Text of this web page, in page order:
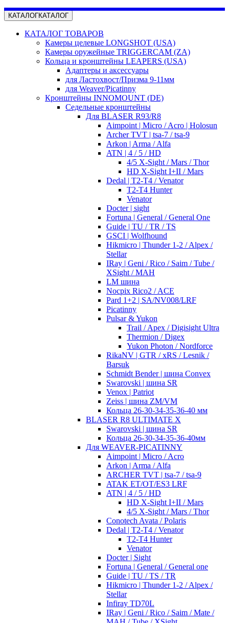
КАТАЛОГКАТАЛОГ
КАТАЛОГ ТОВАРОВ
Камеры целевые LONGSHOT (USA)
Камеры оружейные TRIGGERCAM (ZA)
Кольца и кронштейны LEAPERS (USA)
Адаптеры и аксессуары
для Ластохвост/Призма 9-11мм
для Weaver/Picatinny
Кронштейны INNOMOUNT (DE)
Седельные кронштейны
Для BLASER R93/R8
Aimpoint | Micro / Acro | Holosun
Archer TVT | tsa-7 / tsa-9
Arkon | Arma / Alfa
ATN | 4 / 5 / HD
4/5 X-Sight / Mars / Thor
HD X-Sight I+II / Mars
Dedal | T2-T4 / Venator
T2-T4 Hunter
Venator
Docter | sight
Fortuna | General / General One
Guide | TU / TR / TS
GSCI | Wolfhound
Hikmicro | Thunder 1-2 / Alpex /
Stellar
IRay | Geni / Rico / Saim / Tube /
XSight / MAH
LM шина
Nocpix Rico2 / ACE
Pard 1+2 | SA/NV008/LRF
Picatinny
Pulsar & Yukon
Trail / Apex / Digisight Ultra
Thermion / Digex
Yukon Photon / Nordforce
RikaNV | GTR / xRS / Lesnik /
Barsuk
Schmidt Bender | шина Convex
Swarovski | шина SR
Venox | Patriot
Zeiss | шина ZM/VM
Кольца 26-30-34-35-36-40 мм
BLASER R8 ULTIMATE X
Swarovski | шина SR
Кольца 26-30-34-35-36-40мм
Для WEAVER-PICATINNY
Aimpoint | Micro / Acro
Arkon | Arma / Alfa
ARCHER TVT | tsa-7 / tsa-9
ATAK ET/OT/ES3 LRF
ATN | 4 / 5 / HD
HD X-Sight I+II / Mars
4/5 X-Sight / Mars / Thor
Conotech Avata / Polaris
Dedal | T2-T4 / Venator
T2-T4 Hunter
Venator
Docter | Sight
Fortuna | General / General one
Guide | TU / TS / TR
Hikmicro | Thunder 1-2 / Alpex /
Stellar
Infiray TD70L
IRay | Geni / Rico / Saim / Mate /